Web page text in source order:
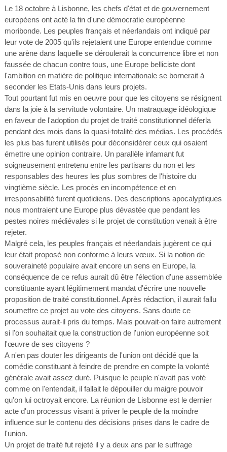
Le 18 octobre à Lisbonne, les chefs d'état et de gouvernement
européens ont acté la fin d'une démocratie européenne
moribonde. Les peuples français et néerlandais ont indiqué par
leur vote de 2005 qu'ils rejetaient une Europe entendue comme
une arène dans laquelle se déroulerait la concurrence libre et non
faussée de chacun contre tous, une Europe belliciste dont
l'ambition en matière de politique internationale se bornerait à
seconder les Etats-Unis dans leurs projets.
Tout pourtant fut mis en oeuvre pour que les citoyens se résignent
dans la joie à la servitude volontaire. Un matraquage idéologique
en faveur de l'adoption du projet de traité constitutionnel déferla
pendant des mois dans la quasi-totalité des médias. Les procédés
les plus bas furent utilisés pour déconsidérer ceux qui osaient
émettre une opinion contraire. Un parallèle infamant fut
soigneusement entretenu entre les partisans du non et les
responsables des heures les plus sombres de l'histoire du
vingtième siècle. Les procès en incompétence et en
irresponsabilité furent quotidiens. Des descriptions apocalyptiques
nous montraient une Europe plus dévastée que pendant les
pestes noires médiévales si le projet de constitution venait à être
rejeter.
Malgré cela, les peuples français et néerlandais jugèrent ce qui
leur était proposé non conforme à leurs vœux. Si la notion de
souveraineté populaire avait encore un sens en Europe, la
conséquence de ce refus aurait dû être l'élection d'une assemblée
constituante ayant légitimement mandat d'écrire une nouvelle
proposition de traité constitutionnel. Après rédaction, il aurait fallu
soumettre ce projet au vote des citoyens. Sans doute ce
processus aurait-il pris du temps. Mais pouvait-on faire autrement
si l'on souhaitait que la construction de l'union européenne soit
l'œuvre de ses citoyens ?
A n'en pas douter les dirigeants de l'union ont décidé que la
comédie constituant à feindre de prendre en compte la volonté
générale avait assez duré. Puisque le peuple n'avait pas voté
comme on l'entendait, il fallait le dépouiller du maigre pouvoir
qu'on lui octroyait encore. La réunion de Lisbonne est le dernier
acte d'un processus visant à priver le peuple de la moindre
influence sur le contenu des décisions prises dans le cadre de
l'union.
Un projet de traité fut rejeté il y a deux ans par le suffrage